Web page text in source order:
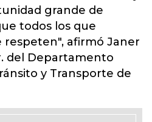
grande de
todos los que
respeten", afirmó Janer
del Departamento
y Transporte de